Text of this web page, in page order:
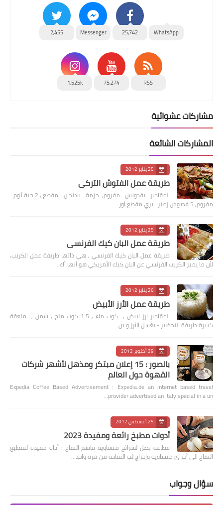
WhatsApp
25,742
Messenger
2,455
RSS
75,274
1,525k
مشاركات عشوائية
المشاركات الشائعة
25 يناير 2012
طريقة عمل الفتوش التركي
المقادير بقدونس مفروم, حزمة باذنجان مقطع , 2 حبة ثوم
مفروم, 5 فصوص زعتر بري مقطع أور…
25 يناير 2012
طريقة عمل البان كيك الفرنسي
طريقة عمل البان كيك الفرنسي , هي ذاتها طريقة عمل الكريب,
لأن ما يميز الكريب الفرنسي عن البان كيك الأمريكي هو أنها أك…
26 يناير 2012
طريقة عمل الأرز الأبيض
المقادير ارز ابيض , كوب ماء , 1.5 كوب ملح , سمن , ملعقة
كبيرة طريقة التحضير - يغسل الأرز و ين…
29 أكتوبر 2012
بالصور : 15 إعلان مبتكر ومذهل لأشهر شركات
القهوة حول العالم
Expedia Coffee Based Advertisement : Expedia.de an internet based travel
provider advertised an Italy special in a un…
25 أغسطس 2012
أدوات مطبخ رائعة ومفيدة 2023
قطاعة بصل لشرائح متساوية قاسم التفاح : أداة مفيدة لتقطيع
التفاح الى أجزائ متساوية وإخراج لب التفاحة من مرة واحد…
سؤال وجواب